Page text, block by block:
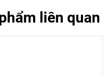
liên quan